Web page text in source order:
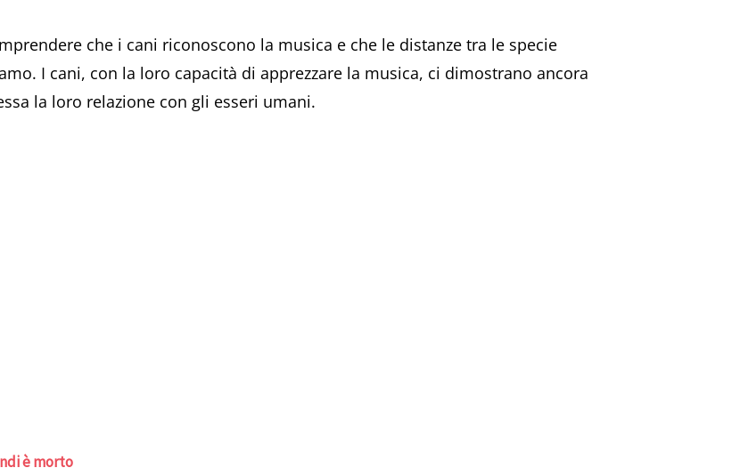
che i cani riconoscono la musica e che le distanze tra le specie
I cani, con la loro capacità di apprezzare la musica, ci dimostrano ancora
la loro relazione con gli esseri umani.
è morto